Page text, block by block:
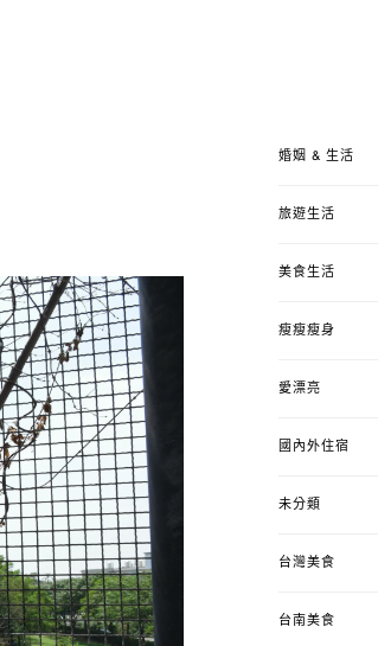
婚姻 & 生活
旅遊生活
美食生活
瘦瘦瘦身
愛漂亮
國內外住宿
未分類
台灣美食
台南美食